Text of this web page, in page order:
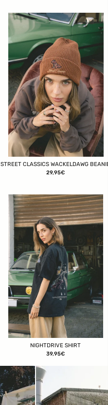
STREET CLASSICS WACKELDAWG
29,95€
NIGHTDRIVE SHIRT
39,95€